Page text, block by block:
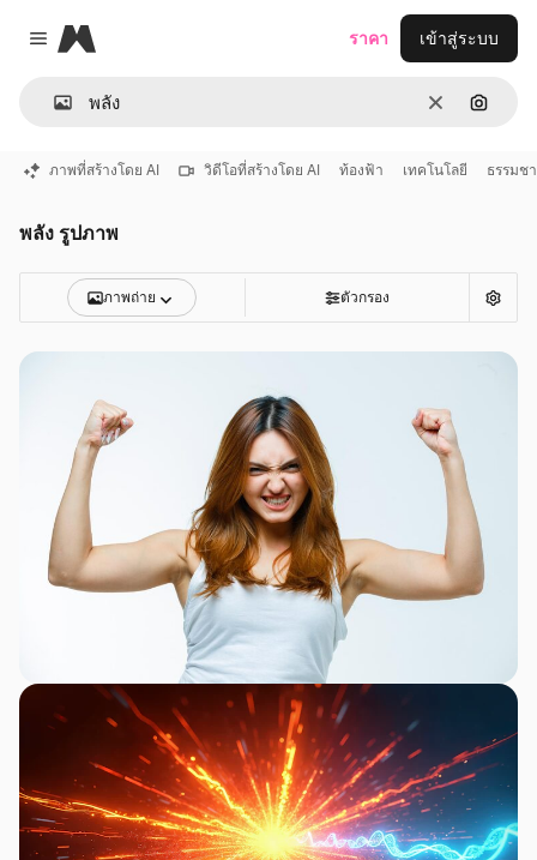
Close menu
Magnific
ชัดเจนค้นหา
ราคา เข้าสู่ระบบ
ภาพที่สร้างโดย AI วิดีโอที่สร้างโดย AI ท้องฟ้า เทคโนโลยี ธรรมช
พลัง รูปภาพ
ภาพถ่าย ตัวกรอง